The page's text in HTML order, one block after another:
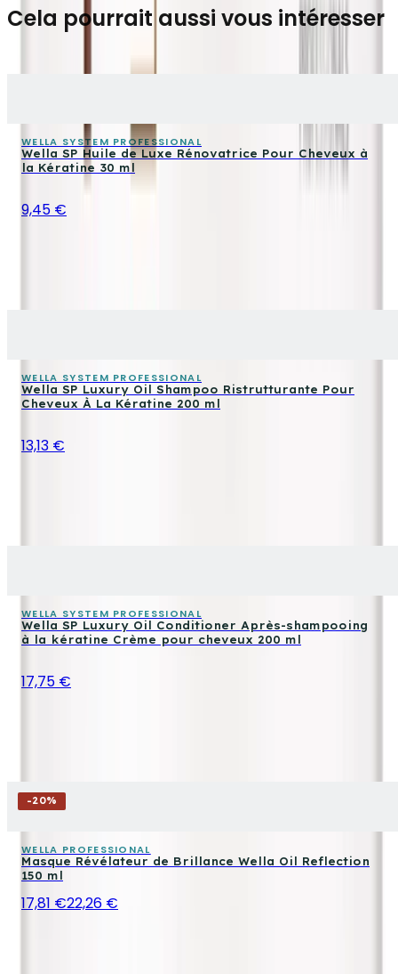
Cela pourrait aussi vous intéresser
WELLA SYSTEM PROFESSIONAL
Wella SP Huile de Luxe Rénovatrice Pour Cheveux à
la Kératine 30 ml
9,45 €
WELLA SYSTEM PROFESSIONAL
Wella SP Luxury Oil Shampoo Ristrutturante Pour
Cheveux À La Kératine 200 ml
13,13 €
WELLA SYSTEM PROFESSIONAL
Wella SP Luxury Oil Conditioner Après-shampooing
à la kératine Crème pour cheveux 200 ml
17,75 €
-20%
WELLA PROFESSIONAL
Masque Révélateur de Brillance Wella Oil Reflection
150 ml
17,81 €22,26 €